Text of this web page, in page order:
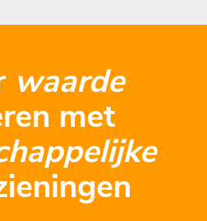
waarde
met